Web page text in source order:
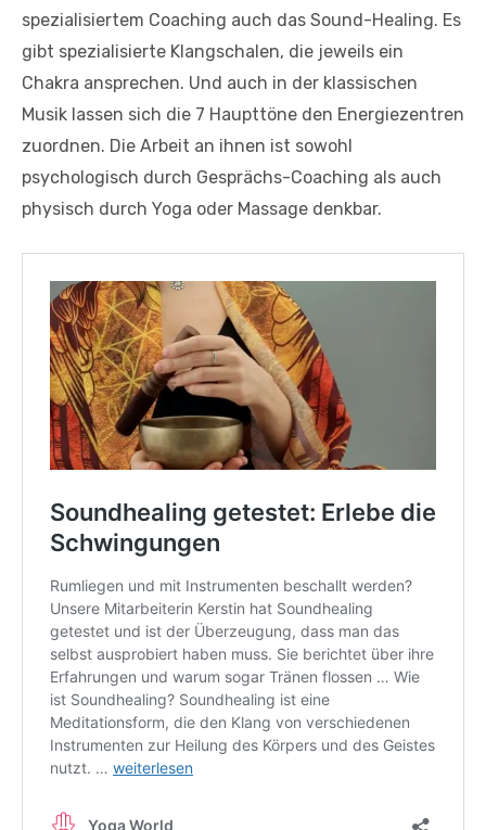
spezialisiertem Coaching auch das Sound-Healing. Es
gibt spezialisierte Klangschalen, die jeweils ein
Chakra ansprechen. Und auch in der klassischen
Musik lassen sich die 7 Haupttöne den Energiezentren
zuordnen. Die Arbeit an ihnen ist sowohl
psychologisch durch Gesprächs-Coaching als auch
physisch durch Yoga oder Massage denkbar.